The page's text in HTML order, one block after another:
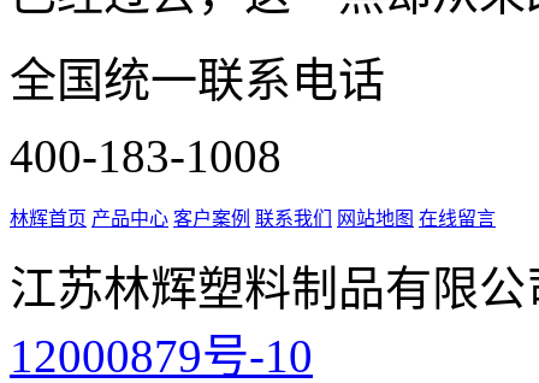
全国统一联系电话
400-183-1008
林辉首页 产品中心 客户案例 联系我们 网站地图 在线留言
江苏林辉塑料制品有限
12000879号-10